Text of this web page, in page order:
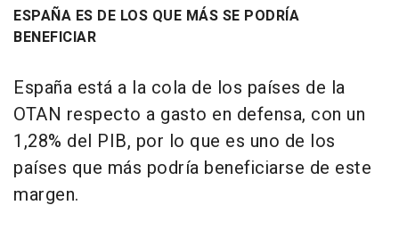
ESPAÑA ES DE LOS QUE MÁS SE PODRÍA
BENEFICIAR
España está a la cola de los países de la
OTAN respecto a gasto en defensa, con un
1,28% del PIB, por lo que es uno de los
países que más podría beneficiarse de este
margen.